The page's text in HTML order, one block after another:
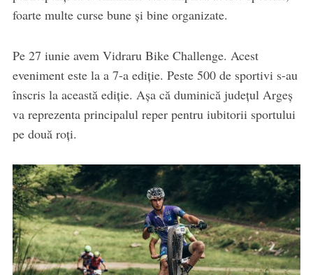
foarte multe curse bune și bine organizate.
Pe 27 iunie avem Vidraru Bike Challenge. Acest
eveniment este la a 7-a ediție. Peste 500 de sportivi s-au
înscris la această ediție. Așa că duminică județul Argeș
va reprezenta principalul reper pentru iubitorii sportului
pe două roți.